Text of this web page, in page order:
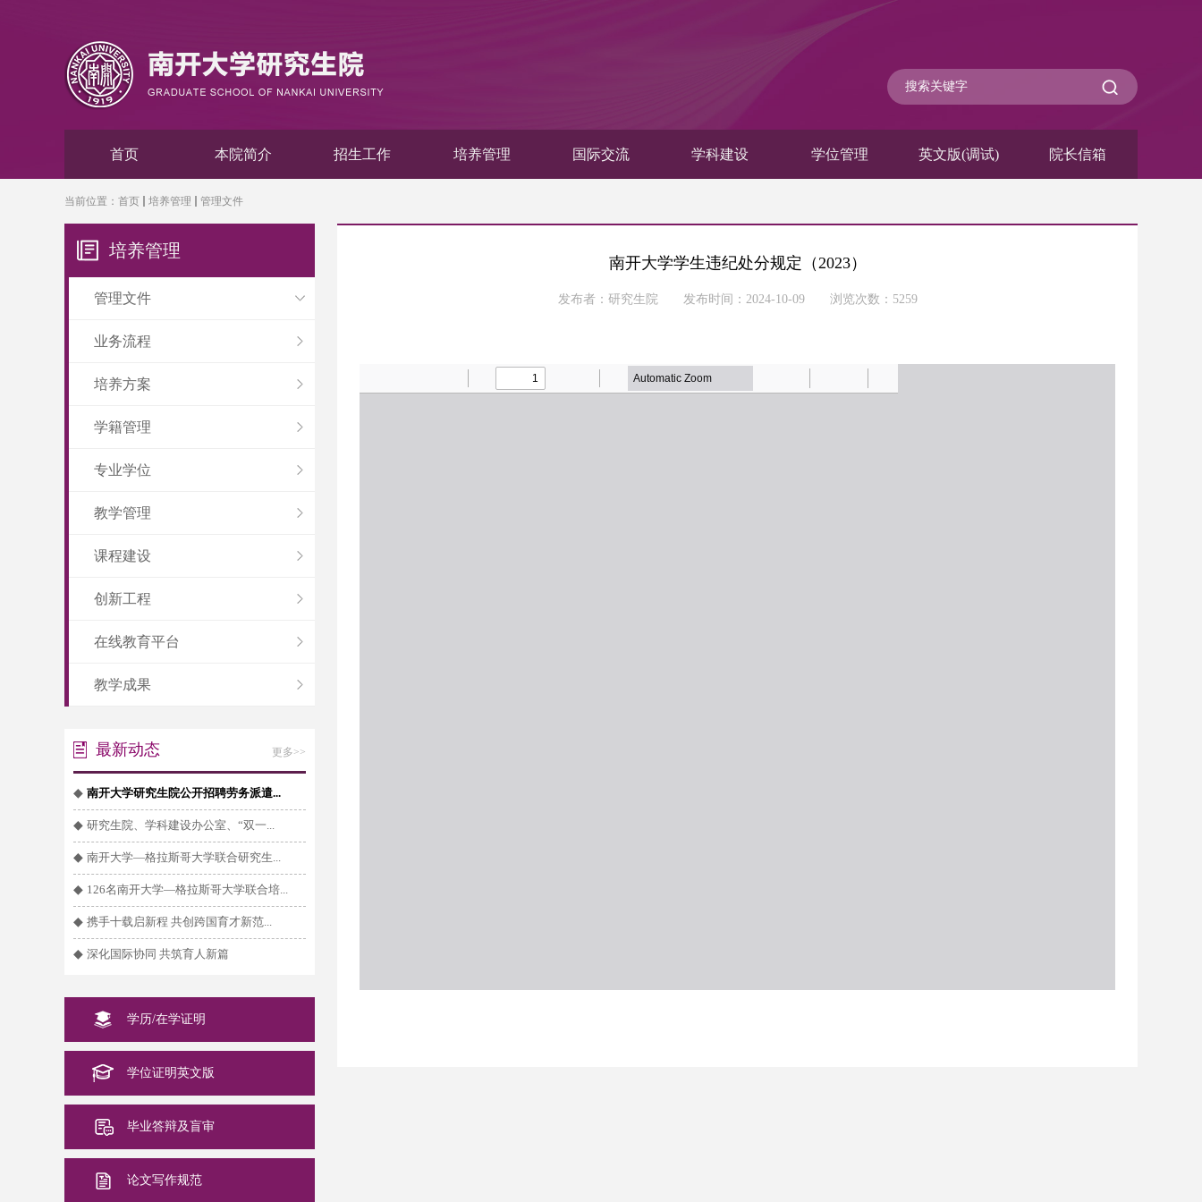
首页 本院简介 招生工作 培养管理 国际交流 学科建设 学位管理 英文版(调试) 院长信箱
当前位置： 首页 培养管理 管理文件
培养管理
管理文件
业务流程
培养方案
学籍管理
专业学位
教学管理
课程建设
创新工程
在线教育平台
教学成果
最新动态 更多>>
◆ 南开大学研究生院公开招聘劳务派遣...
◆ 研究生院、学科建设办公室、“双一...
◆ 南开大学—格拉斯哥大学联合研究生...
◆ 126名南开大学—格拉斯哥大学联合培...
◆ 携手十载启新程 共创跨国育才新范...
◆ 深化国际协同 共筑育人新篇
学历/在学证明
学位证明英文版
毕业答辩及盲审
论文写作规范
南开大学学生违纪处分规定（2023）
发布者：研究生院 发布时间：2024-10-09 浏览次数： 5259